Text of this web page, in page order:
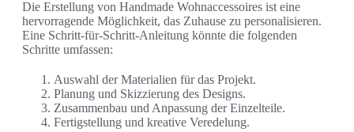
Die Erstellung von Handmade Wohnaccessoires ist eine
hervorragende Möglichkeit, das Zuhause zu personalisieren.
Eine Schritt-für-Schritt-Anleitung könnte die folgenden
Schritte umfassen:
Auswahl der Materialien für das Projekt.
Planung und Skizzierung des Designs.
Zusammenbau und Anpassung der Einzelteile.
Fertigstellung und kreative Veredelung.